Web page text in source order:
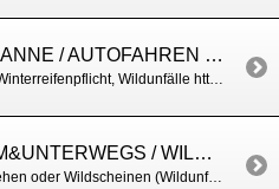
ZDF – VOLLEKANNE / AUTOFAHREN IM HERBST
Thema: Lichtpflicht, Winterreifenpflicht, Wildunfälle https://www.zdf.de/verbraucher/volle-kanne/autofahren-im-herbst-100.html
WDR – DAHEIM&UNTERWEGS / WILDUNFÄLLE (VERKEHRS- UND VERSICHERUNGSRECHT)
Thema: Unfall mit Rehen oder Wildscheinen (Wildunfall/Teilkaskoversicherung) http://www1.wdr.de/mediathek/video/sendungen/daheim-und-unterwegs/video-wie-verhaelt-man-sich-nach-einem-unfall-mit-freiem-wild-anwalt-kay-rodegra-weiss-die-antwort-100.html